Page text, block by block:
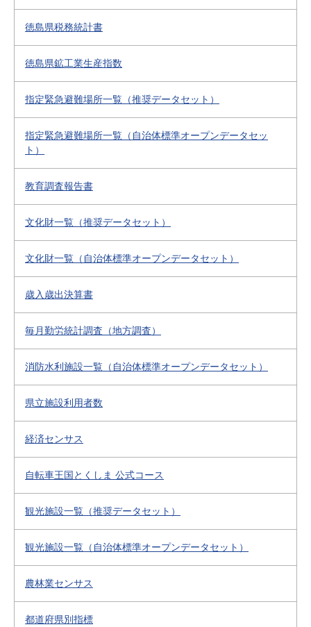
徳島県税務統計書
徳島県鉱工業生産指数
指定緊急避難場所一覧（推奨データセット）
指定緊急避難場所一覧（自治体標準オープンデータセッ
ト）
教育調査報告書
文化財一覧（推奨データセット）
文化財一覧（自治体標準オープンデータセット）
歳入歳出決算書
毎月勤労統計調査（地方調査）
消防水利施設一覧（自治体標準オープンデータセット）
県立施設利用者数
経済センサス
自転車王国とくしま 公式コース
観光施設一覧（推奨データセット）
観光施設一覧（自治体標準オープンデータセット）
農林業センサス
都道府県別指標